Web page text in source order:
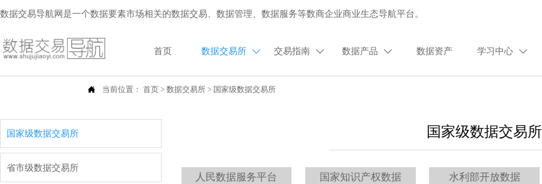
数据交易导航网是一个数据要素市场相关的数据交易、数据管理、数据服务等数商企业商业生态导航平台。
首页 数据交易所  交易指南  数据产品  数据资产 学习中心 
 当前位置：首页 >数据交易所 > 国家级数据交易所
国家级数据交易所
省市级数据交易所
国家级数据交易所
人民数据服务平台 国家知识产权数据 水利部开放数据